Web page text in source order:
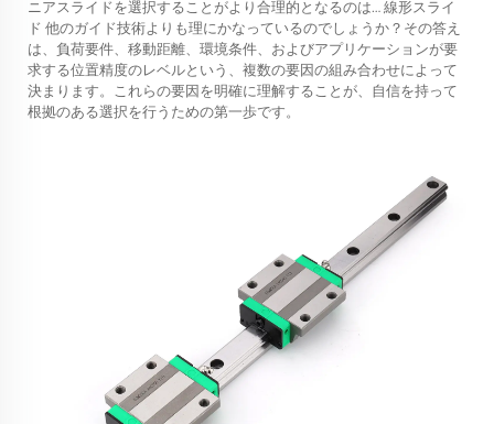
ニアスライドを選択することがより合理的となるのは… 線形スライ
ド 他のガイド技術よりも理にかなっているのでしょうか？その答え
は、負荷要件、移動距離、環境条件、およびアプリケーションが要
求する位置精度のレベルという、複数の要因の組み合わせによって
決まります。これらの要因を明確に理解することが、自信を持って
根拠のある選択を行うための第一歩です。